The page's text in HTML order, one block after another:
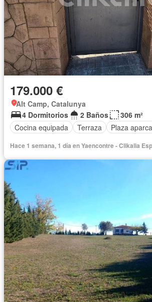
179.000 €
Alt Camp, Catalunya
4 Dormitorios
2 Baños
306 m²
Cocina equipada
Terraza Plaza
Hace 1 semana, 1 día en Yaencontre - Clikalia